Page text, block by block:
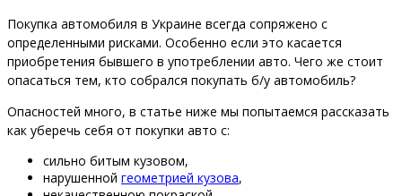
Покупка автомобиля в Украине всегда сопряжено с
определенными рисками. Особенно если это касается
приобретения бывшего в употреблении авто. Чего же стоит
опасаться тем, кто собрался покупать б/у автомобиль?
Опасностей много, в статье ниже мы попытаемся рассказать
как уберечь себя от покупки авто с:
сильно битым кузовом,
нарушенной геометрией кузова,